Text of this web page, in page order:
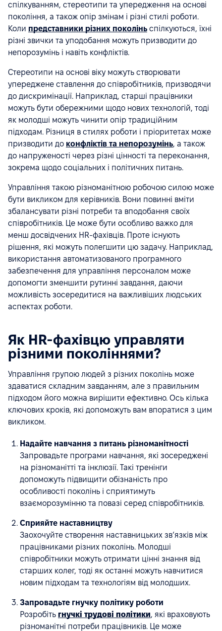
спілкуванням, стереотипи та упередження на основі
покоління, а також опір змінам і різні стилі роботи.
Коли представники різних поколінь спілкуються, їхні
різні звички та уподобання можуть призводити до
непорозумінь і навіть конфліктів.
Стереотипи на основі віку можуть створювати
упереджене ставлення до співробітників, призводячи
до дискримінації. Наприклад, старші працівники
можуть бути обережними щодо нових технологій, тоді
як молодші можуть чинити опір традиційним
підходам. Різниця в стилях роботи і пріоритетах може
призводити до конфліктів та непорозумінь, а також
до напруженості через різні цінності та переконання,
зокрема щодо соціальних і політичних питань.
Управління такою різноманітною робочою силою може
бути викликом для керівників. Вони повинні вміти
збалансувати різні потреби та вподобання своїх
співробітників. Це може бути особливо важко для
менш досвідчених HR-фахівців. Проте існують
рішення, які можуть полегшити цю задачу. Наприклад,
використання автоматизованого програмного
забезпечення для управління персоналом може
допомогти зменшити рутинні завдання, даючи
можливість зосередитися на важливіших людських
аспектах роботи.
Як HR-фахівцю управляти
різними поколіннями?
Управління групою людей з різних поколінь може
здаватися складним завданням, але з правильним
підходом його можна вирішити ефективно. Ось кілька
ключових кроків, які допоможуть вам впоратися з цим
викликом.
Надайте навчання з питань різноманітності
Запровадьте програми навчання, які зосереджені
на різноманітті та інклюзії. Такі тренінги
допоможуть підвищити обізнаність про
особливості поколінь і сприятимуть
взаєморозумінню та повазі серед співробітників.
Сприяйте наставництву
Заохочуйте створення наставницьких зв’язків між
працівниками різних поколінь. Молодші
співробітники можуть отримати цінні знання від
старших колег, тоді як останні можуть навчитися
новим підходам та технологіям від молодших.
Запровадьте гнучку політику роботи
Розробіть гнучкі трудові політики, які враховують
різноманітні потреби працівників. Це може